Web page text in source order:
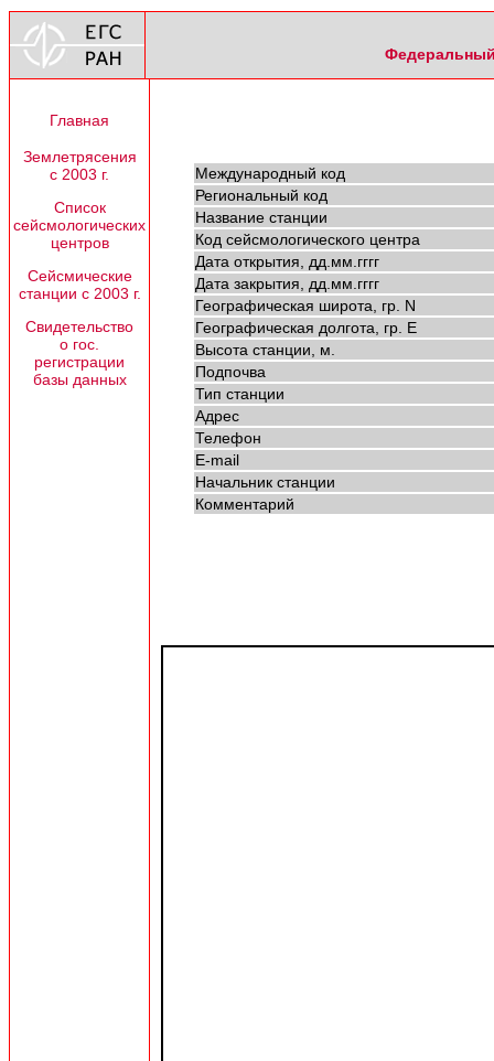
Федеральный
Главная
Землетрясения
с 2003 г.
Список
сейсмологических
центров
Сейсмические
станции с 2003 г.
Свидетельство
о гос.
регистрации
базы данных
Международный код
Региональный код
Название станции
Код сейсмологического центра
Дата открытия, дд.мм.гггг
Дата закрытия, дд.мм.гггг
Географическая широта, гр. N
Географическая долгота, гр. E
Высота станции, м.
Подпочва
Тип станции
Адрес
Телефон
E-mail
Начальник станции
Комментарий